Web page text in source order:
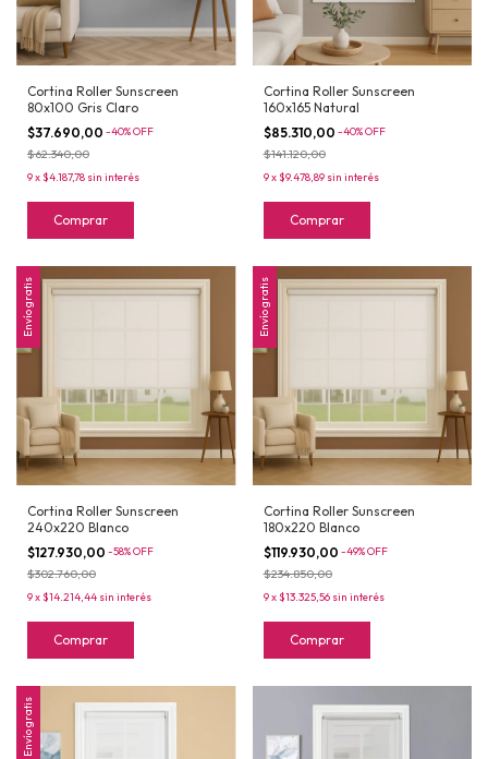
Cortina Roller Sunscreen
80x100 Gris Claro
$37.690,00 -40%OFF
$62.340,00
9x$4.187,78 sin interés
Comprar
Cortina Roller Sunscreen
160x165 Natural
$85.310,00 -40%OFF
$141.120,00
9x$9.478,89 sin interés
Comprar
Envío gratis
Cortina Roller Sunscreen
240x220 Blanco
$127.930,00 -58%OFF
$302.760,00
9x$14.214,44 sin interés
Comprar
Envío gratis
Cortina Roller Sunscreen
180x220 Blanco
$119.930,00 -49%OFF
$234.850,00
9x$13.325,56 sin interés
Comprar
Envío gratis